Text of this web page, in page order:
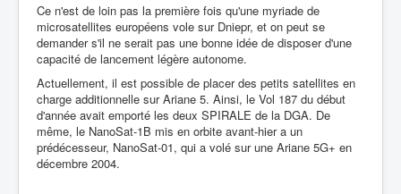
Ce n'est de loin pas la première fois qu'une myriade de
microsatellites européens vole sur Dniepr, et on peut se
demander s'il ne serait pas une bonne idée de disposer d'une
capacité de lancement légère autonome.
Actuellement, il est possible de placer des petits satellites en
charge additionnelle sur Ariane 5. Ainsi, le Vol 187 du début
d'année avait emporté les deux SPIRALE de la DGA. De
même, le NanoSat-1B mis en orbite avant-hier a un
prédécesseur, NanoSat-01, qui a volé sur une Ariane 5G+ en
décembre 2004.